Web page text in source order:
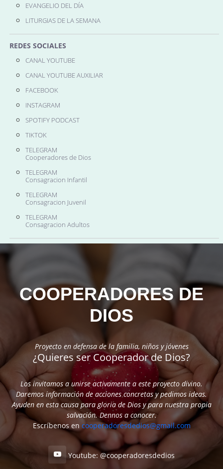
EVANGELIO DEL DÍA
LITURGIAS DE LA SEMANA
REDES SOCIALES
CANAL YOUTUBE
CANAL YOUTUBE AUXILIAR
FACEBOOK
INSTAGRAM
SPOTIFY PODCAST
TIKTOK
TELEGRAM
Cooperadores de Dios
TELEGRAM
Consagracion Infantil
TELEGRAM
Consagracion Juvenil
TELEGRAM
Consagracion Adultos
COOPERADORES DE
DIOS
Proyecto en defensa de la familia, niños y jóvenes
¿Quieres ser Cooperador de Dios?
Los invitamos a unirse activamente a este proyecto divino.
Daremos información de acciones concretas y pedimos ideas.
Ayuden en esta causa para gloria de Dios y para nuestra propia
salvación. Dennos a conocer.
Escríbenos en cooperadoresdedios@gmail.com
Youtube: @cooperadoresdedios